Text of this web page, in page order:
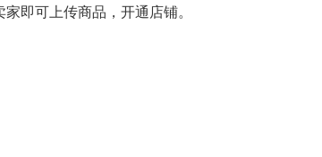
即可上传商品，开通店铺。